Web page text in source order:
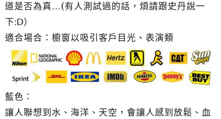
道是否為真…(有人測試過的話，煩請跟史丹說一
下:D）
適合場合：櫥窗以吸引客戶目光、表演類
藍色：
讓人聯想到水、海洋、天空，會讓人感到放鬆、血